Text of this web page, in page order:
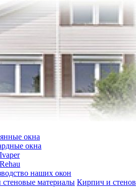
окна
окна
наших окон
Кирпич и